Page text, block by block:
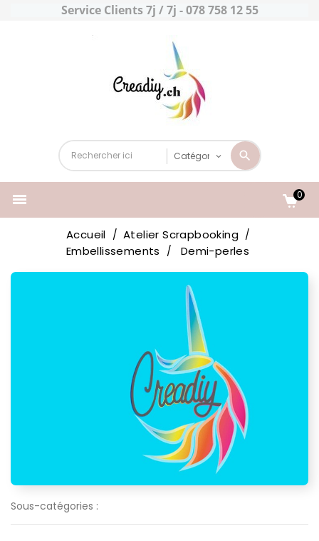
Service Clients 7j / 7j - 078 758 12 55
 0
Accueil
Atelier Scrapbooking
Embellissements
Demi-perles
Sous-catégories :